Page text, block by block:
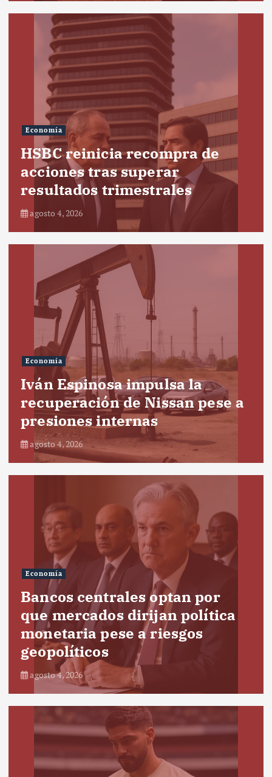
Economía
HSBC reinicia recompra de
acciones tras superar
resultados trimestrales
agosto 4, 2026
Economía
Iván Espinosa impulsa la
recuperación de Nissan pese a
presiones internas
agosto 4, 2026
Economía
Bancos centrales optan por
que mercados dirijan política
monetaria pese a riesgos
geopolíticos
agosto 4, 2026